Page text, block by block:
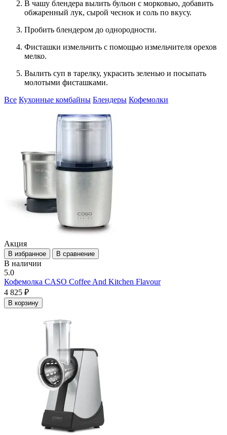
В чашу блендера вылить бульон с морковью, добавить
обжаренный лук, сырой чеснок и соль по вкусу.
Пробить блендером до однородности.
Фисташки измельчить с помощью измельчителя орехов
мелко.
Вылить суп в тарелку, украсить зеленью и посыпать
молотыми фисташками.
Все Кухонные комбайны Блендеры Кофемолки
Акция
В избранное В сравнение
В наличии
5.0
Кофемолка CASO Coffee And Kitchen Flavour
4 825 ₽
В корзину